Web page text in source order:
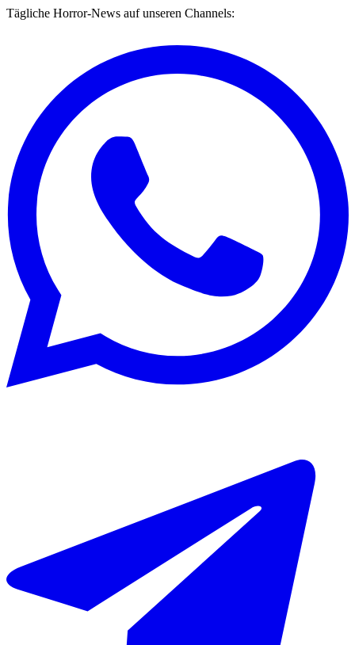
Tägliche Horror-News auf unseren Channels: